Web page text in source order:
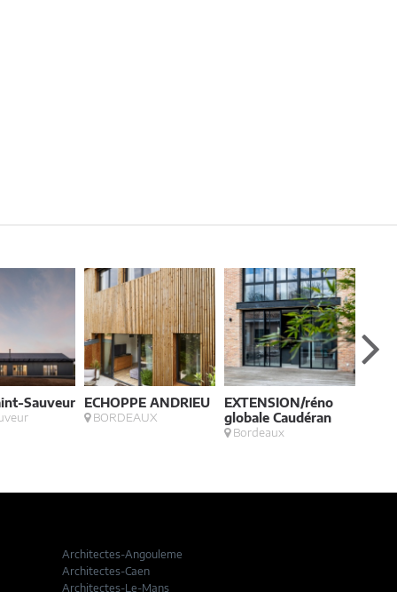
Sauveur ECHOPPE ANDRIEU
BORDEAUX
EXTENSION/réno
globale Caudéran
Bordeaux
Architectes-Angouleme
Architectes-Caen
Architectes-Le-Mans